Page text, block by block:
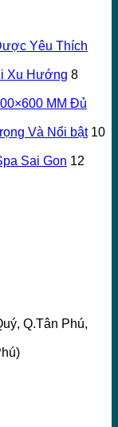
Yêu Thích
Xu Hướng 8
MM Đủ
Và Nổi bật 10
Sai Gon 12
Q.Tân Phú,